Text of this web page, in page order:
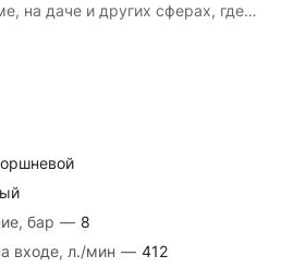
на даче и других сферах, где
сжатого воздуха.
от пыли и грязи. Редуктор
В днище
кран, который
сливать конденсат.
колеса, благодаря
и удобно транспортировать
бар — 8
входе, л./мин — 412